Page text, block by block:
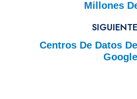
Millones
SIGUIENTE
Centros De Datos De
Google